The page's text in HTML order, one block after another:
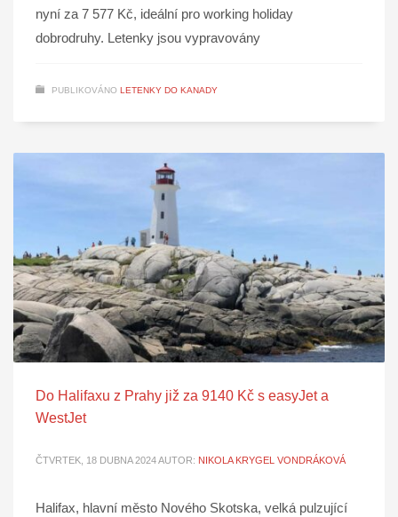
nyní za 7 577 Kč, ideální pro working holiday
dobrodruhy. Letenky jsou vypravovány
PUBLIKOVÁNO LETENKY DO KANADY
Do Halifaxu z Prahy již za 9140 Kč s easyJet a
WestJet
ČTVRTEK, 18 DUBNA 2024AUTOR: NIKOLA KRYGEL VONDRÁKOVÁ
Halifax, hlavní město Nového Skotska, velká pulzující